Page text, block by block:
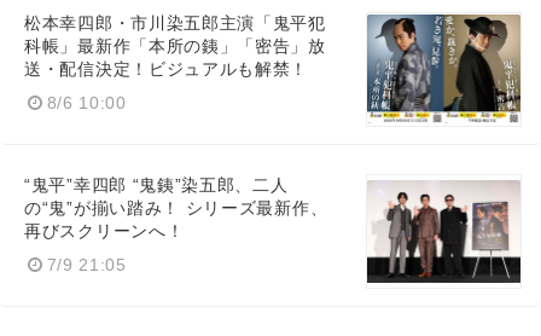
松本幸四郎・市川染五郎主演「鬼平犯
科帳」最新作「本所の銕」「密告」放
送・配信決定！ビジュアルも解禁！
8/6 10:00
“鬼平”幸四郎 “鬼銕”染五郎、二人
の“鬼”が揃い踏み！ シリーズ最新作、
再びスクリーンへ！
7/9 21:05